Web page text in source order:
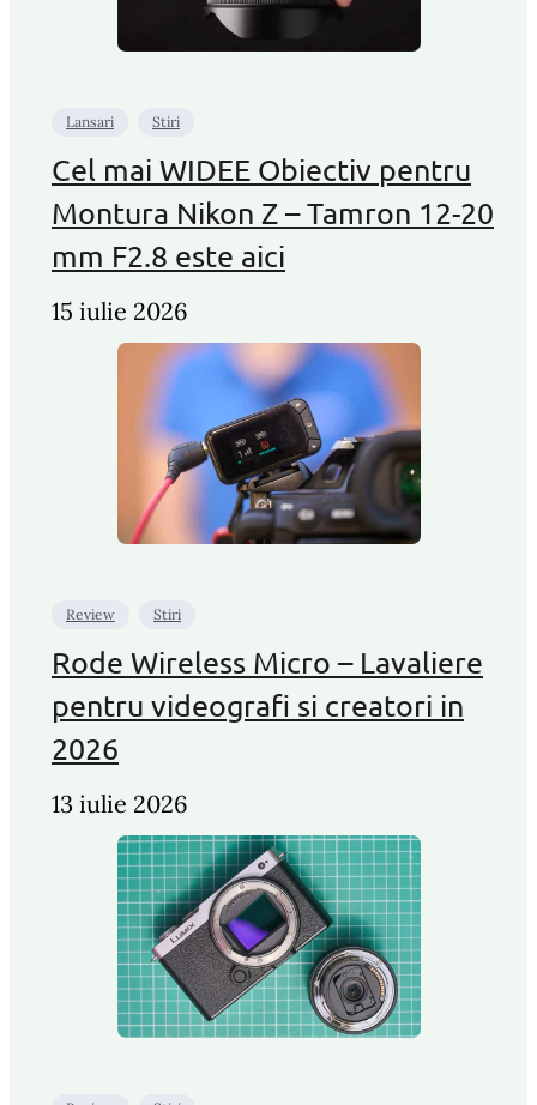
Lansari Stiri
Cel mai WIDEE Obiectiv pentru
Montura Nikon Z – Tamron 12-20
mm F2.8 este aici
15 iulie 2026
Review Stiri
Rode Wireless Micro – Lavaliere
pentru videografi si creatori in
2026
13 iulie 2026